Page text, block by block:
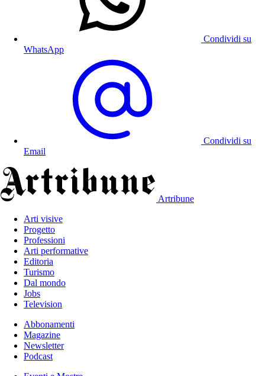
Condividi su
WhatsApp
Condividi su
Email
Artribune
Arti visive
Progetto
Professioni
Arti performative
Editoria
Turismo
Dal mondo
Jobs
Television
Abbonamenti
Magazine
Newsletter
Podcast